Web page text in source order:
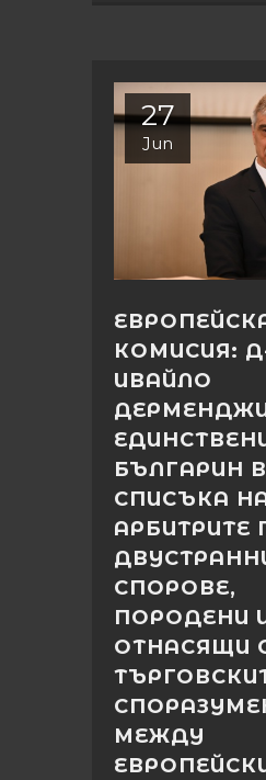
27
Jun
КОМИСИЯ:
ИВАЙЛО
БЪЛГАРИН В
СПИСЪКА
АРБИТРИТЕ
СПОРОВЕ,
ПОРОДЕНИ
ОТНАСЯЩИ
МЕЖДУ